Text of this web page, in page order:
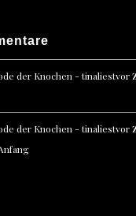
der Knochen - tinaliestvor
der Knochen - tinaliestvor